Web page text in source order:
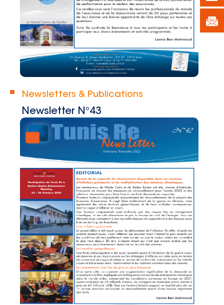
Newsletters & Publications
Newsletter N°43